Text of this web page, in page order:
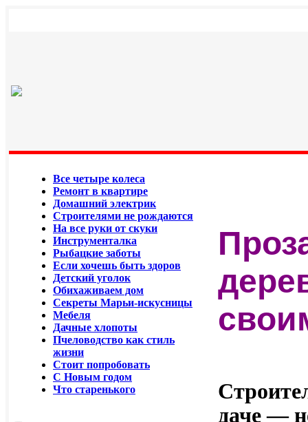
Все четыре колеса
Ремонт в квартире
Домашний электрик
Строителями не рождаются
На все руки от скуки
Инструменталка
Рыбацкие заботы
Если хочешь быть здоров
Детский уголок
Обихаживаем дом
Секреты Марьи-искусницы
Мебеля
Дачные хлопоты
Пчеловодство как стиль
жизни
Стоит попробовать
С Новым годом
Что старенького
даче —